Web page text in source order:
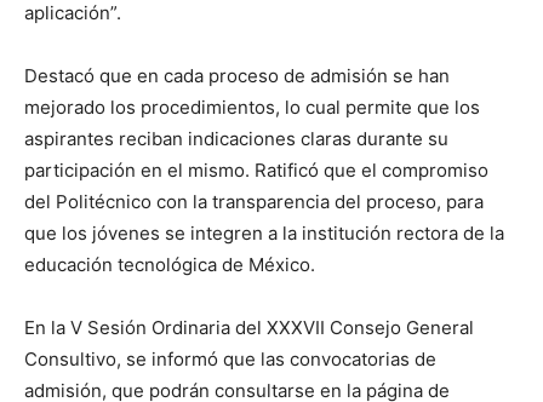
aplicación”.
Destacó que en cada proceso de admisión se han
mejorado los procedimientos, lo cual permite que los
aspirantes reciban indicaciones claras durante su
participación en el mismo. Ratificó que el compromiso
del Politécnico con la transparencia del proceso, para
que los jóvenes se integren a la institución rectora de la
educación tecnológica de México.
En la V Sesión Ordinaria del XXXVII Consejo General
Consultivo, se informó que las convocatorias de
admisión, que podrán consultarse en la página de